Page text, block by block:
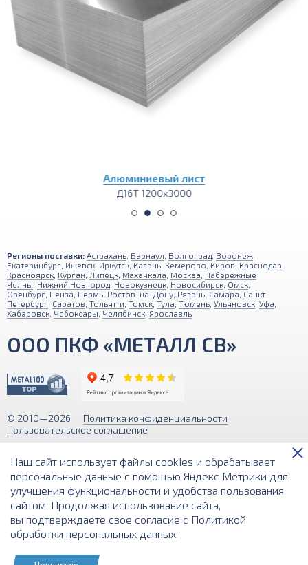
Алюминиевый лист
Д16Т 1200х3000
Регионы поставки: Астрахань Барнаул Волгоград Воронеж
Екатеринбург Ижевск Иркутск Казань Кемерово Киров Краснодар
Красноярск Курган Липецк Махачкала Москва Набережные
Челны Нижний Новгород Новокузнецк Новосибирск Омск
Оренбург Пенза Пермь Ростов-на-Дону Рязань Самара Санкт-
Петербург Саратов Тольятти Томск Тула Тюмень Ульяновск Уфа
Хабаровск Чебоксары Челябинск Ярославль
ООО ПКФ «МЕТАЛЛ СВ»
© 2010—2026
Политика конфиденциальности
Пользовательское соглашение
на этом интернет-сайте носит исключительно информационный
характер и ни при каких условиях не является публичной офертой,
определяемой положениями Статьи 437 (2) Гражданского кодекса РФ.
Разработка и поддержка сайта
Наш сайт использует файлы cookies и обрабатывает
персональные данные с помощью Яндекс Метрики для
улучшения функциональности и удобства пользования
сайтом. Продолжая использование сайта,
вы подтверждаете свое согласие с Политикой
обработки персональных данных.